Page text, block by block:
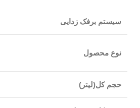
سیستم برفک زدایی
نوع محصول
حجم کل(لیتر)